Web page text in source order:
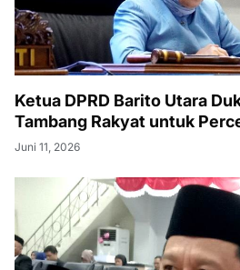
Ketua DPRD Barito Utara
Tambang Rakyat untuk
Juni 11, 2026